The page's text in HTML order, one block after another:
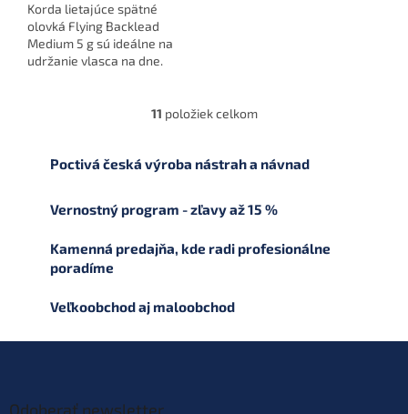
Korda lietajúce spätné
olovká Flying Backlead
Medium 5 g sú ideálne na
udržanie vlasca na dne.
pripevnenie bez potreby
O
l
á
a
e
v
y
11 položiek celkom
Poctivá česká výroba nástrah a návnad
Vernostný program - zľavy až 15 %
Kamenná predajňa, kde radi profesionálne
poradíme
Veľkoobchod aj maloobchod
Odoberať newsletter